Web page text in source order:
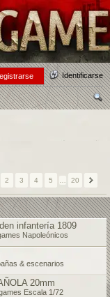
Identificarse
2 3 4 5 20
infantería 1809
Napoleónicos
& escenarios
20mm
Escala 1/72